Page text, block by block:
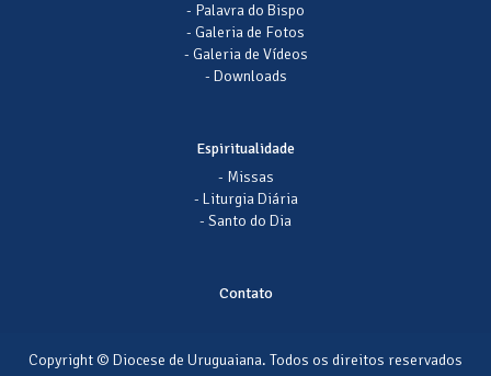
- Palavra do Bispo
- Galeria de Fotos
- Galeria de Vídeos
- Downloads
Espiritualidade
- Missas
- Liturgia Diária
- Santo do Dia
Contato
Copyright © Diocese de Uruguaiana. Todos os direitos reservados